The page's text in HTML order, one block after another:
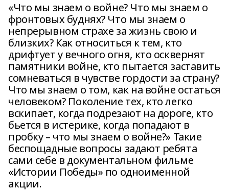
«Что мы знаем о войне? Что мы знаем о
фронтовых буднях? Что мы знаем о
непрерывном страхе за жизнь свою и
близких? Как относиться к тем, кто
дрифтует у вечного огня, кто осквернят
памятники войне, кто пытается заставить
сомневаться в чувстве гордости за страну?
Что мы знаем о том, как на войне остаться
человеком? Поколение тех, кто легко
вскипает, когда подрезают на дороге, кто
бьется в истерике, когда попадают в
пробку – что мы знаем о войне?» Такие
беспощадные вопросы задают ребята
сами себе в документальном фильме
«Истории Победы» по одноименной
акции.